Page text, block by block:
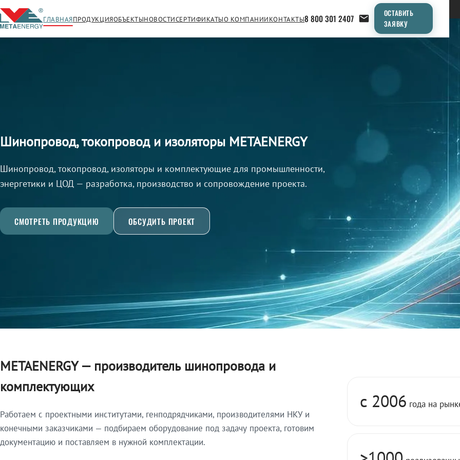
ГЛАВНАЯПРОДУКЦИЯОБЪЕКТЫНОВОСТИСЕРТИФИКАТЫО КОМПАНИИКОНТАКТЫ8 800 301 2407
ОСТАВИТЬ
ЗАЯВКУ
Шинопровод, токопровод и изоляторы METAENERGY
Шинопровод, токопровод, изоляторы и комплектующие для промышленности,
энергетики и ЦОД — разработка, производство и сопровождение проекта.
СМОТРЕТЬ ПРОДУКЦИЮ ОБСУДИТЬ ПРОЕКТ
METAENERGY — производитель шинопровода и
комплектующих
Работаем с проектными институтами, генподрядчиками, производителями НКУ и
конечными заказчиками — подбираем оборудование под задачу проекта, готовим
документацию и поставляем в нужной комплектации.
с 2006 года на